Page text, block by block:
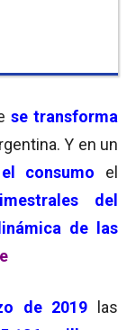
se transforma
Y en un
consumo el
del
de las
de 2019 las